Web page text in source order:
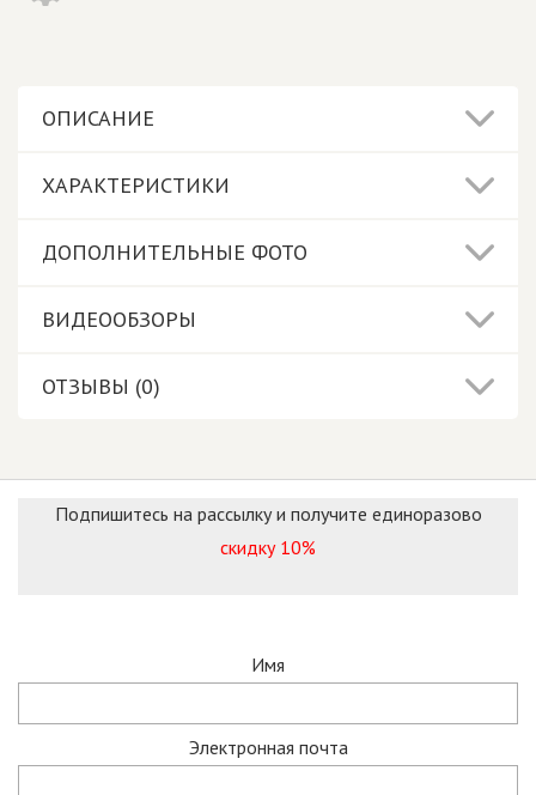
ОПИСАНИЕ
ХАРАКТЕРИСТИКИ
ДОПОЛНИТЕЛЬНЫЕ ФОТО
ВИДЕООБЗОРЫ
ОТЗЫВЫ (0)
Подпишитесь на рассылку и получите единоразово
скидку 10%
Имя
Электронная почта